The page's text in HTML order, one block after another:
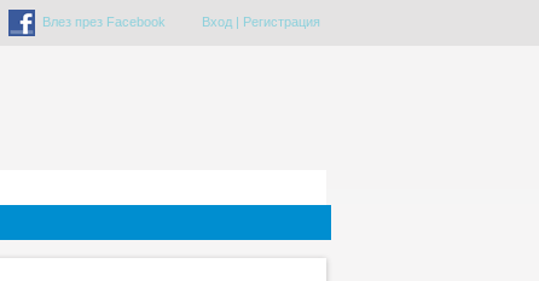
Влез през Facebook Вход| Регистрация